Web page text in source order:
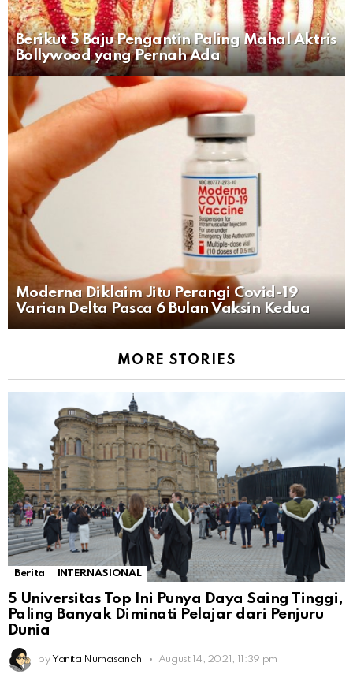
Berikut 5 Baju Pengantin Paling Mahal Aktris
Bollywood yang Pernah Ada
Moderna Diklaim Jitu Perangi Covid-19
Varian Delta Pasca 6 Bulan Vaksin Kedua
MORE STORIES
Berita INTERNASIONAL
5 Universitas Top Ini Punya Daya Saing Tinggi,
Paling Banyak Diminati Pelajar dari Penjuru
Dunia
by Yanita Nurhasanah August 14, 2021, 11:39 pm